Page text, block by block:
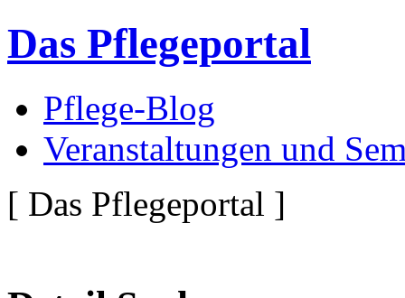
Das Pflegeportal
Pflege-Blog
Veranstaltungen und
[ Das Pflegeportal ]